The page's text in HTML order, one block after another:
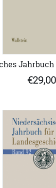
€29,00